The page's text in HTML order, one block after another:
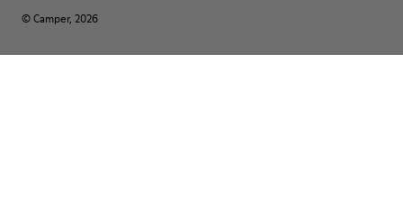
© Camper, 2026